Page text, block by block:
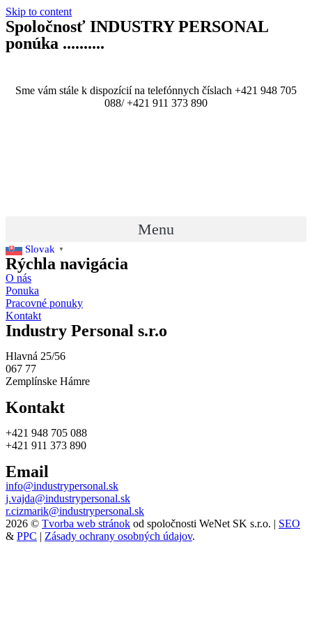
Skip to content
Spoločnosť INDUSTRY PERSONAL
ponúka ..........
Sme vám stále k dispozícií na telefónnych číslach +421 948 705
088/ +421 911 373 890
Menu
Slovak ▼
Rýchla navigácia
O nás
Ponuka
Pracovné ponuky
Kontakt
Industry Personal s.r.o
Hlavná 25/56
067 77
Zemplínske Hámre
Kontakt
+421 948 705 088
+421 911 373 890
Email
info@industrypersonal.sk
j.vajda@industrypersonal.sk
r.cizmarik@industrypersonal.sk
2026 © Tvorba web stránok od spoločnosti WeNet SK s.r.o. | SEO
& PPC | Zásady ochrany osobných údajov.